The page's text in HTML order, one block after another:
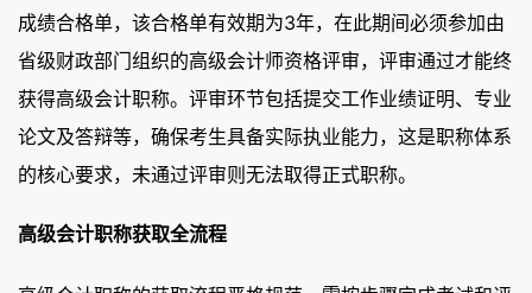
成绩合格单，该合格单有效期为3年，在此期间必须参加由
省级财政部门组织的高级会计师资格评审，评审通过才能终
获得高级会计职称。评审环节包括提交工作业绩证明、专业
论文及答辩等，确保考生具备实际执业能力，这是职称体系
的核心要求，未通过评审则无法取得正式职称。
高级会计职称获取全流程